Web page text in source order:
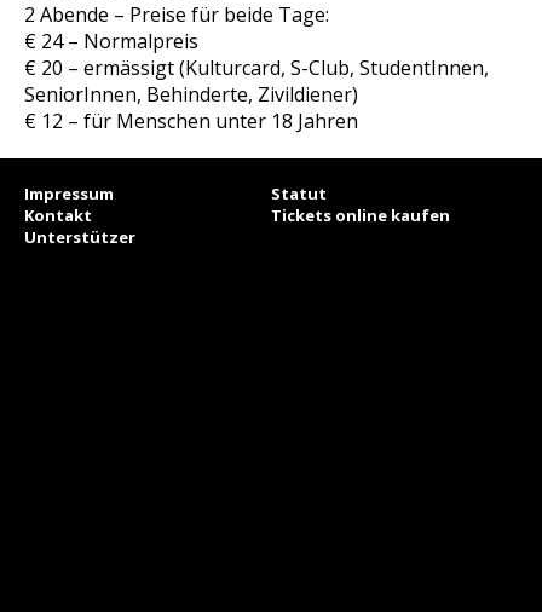
2 Abende – Preise für beide Tage:
€ 24 – Normalpreis
€ 20 – ermässigt (Kulturcard, S-Club, StudentInnen,
SeniorInnen, Behinderte, Zivildiener)
€ 12 – für Menschen unter 18 Jahren
Impressum
Statut
Kontakt
Tickets online kaufen
Unterstützer